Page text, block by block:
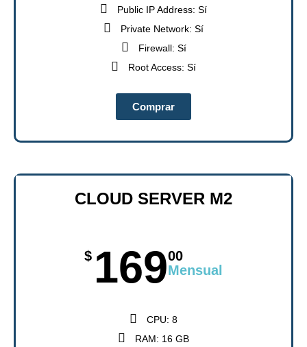
Public IP Address: Sí
Private Network: Sí
Firewall: Sí
Root Access: Sí
Comprar
CLOUD SERVER M2
$ 16900
Mensual
CPU: 8
RAM: 16 GB